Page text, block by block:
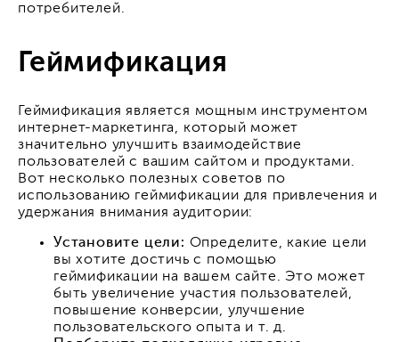
потребителей.
Геймификация
Геймификация является мощным инструментом
интернет-маркетинга, который может
значительно улучшить взаимодействие
пользователей с вашим сайтом и продуктами.
Вот несколько полезных советов по
использованию геймификации для привлечения и
удержания внимания аудитории:
Установите цели: Определите, какие цели
вы хотите достичь с помощью
геймификации на вашем сайте. Это может
быть увеличение участия пользователей,
повышение конверсии, улучшение
пользовательского опыта и т. д.